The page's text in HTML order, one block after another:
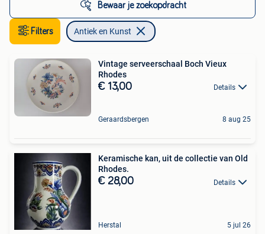
Bewaar je zoekopdracht
Filters Antiek en Kunst
Vintage serveerschaal Boch Vieux
Rhodes
€ 13,00 Details
Geraardsbergen 8 aug 25
Keramische kan, uit de collectie van Old
Rhodes.
€ 28,00 Details
Herstal 5 jul 26